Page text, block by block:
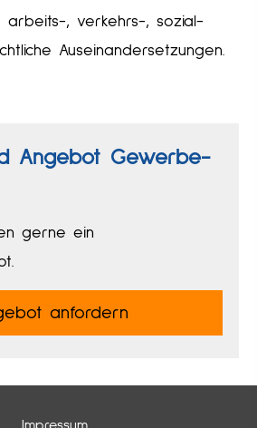
arbeits-, verkehrs-, sozial-
Auseinandersetzungen.
Angebot Gewerbe-
gerne ein
an­for­dern
Impressum